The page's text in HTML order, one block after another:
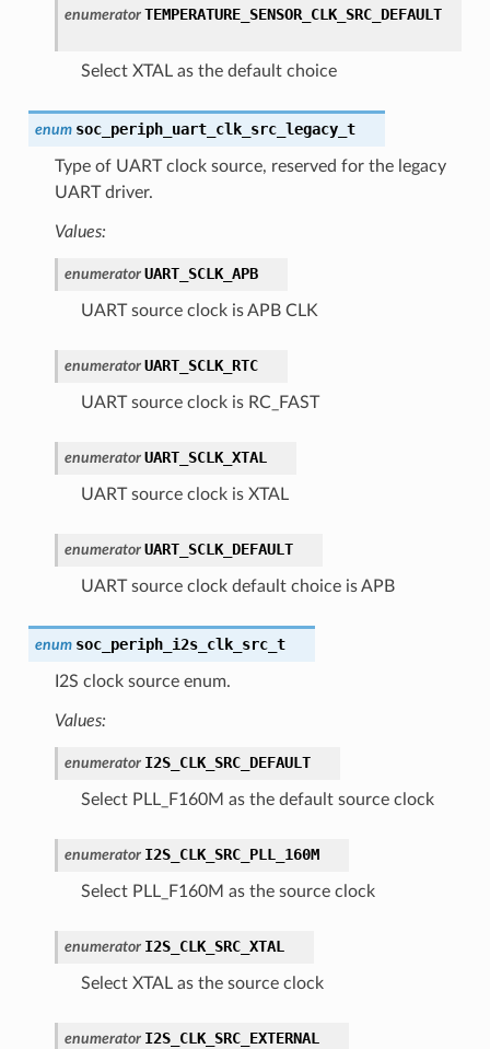
enumerator TEMPERATURE_SENSOR_CLK_SRC_DEFAULT
Select XTAL as the default choice
enum soc_periph_uart_clk_src_legacy_t
Type of UART clock source, reserved for the legacy
UART driver.
Values:
enumerator UART_SCLK_APB
UART source clock is APB CLK
enumerator UART_SCLK_RTC
UART source clock is RC_FAST
enumerator UART_SCLK_XTAL
UART source clock is XTAL
enumerator UART_SCLK_DEFAULT
UART source clock default choice is APB
enum soc_periph_i2s_clk_src_t
I2S clock source enum.
Values:
enumerator I2S_CLK_SRC_DEFAULT
Select PLL_F160M as the default source clock
enumerator I2S_CLK_SRC_PLL_160M
Select PLL_F160M as the source clock
enumerator I2S_CLK_SRC_XTAL
Select XTAL as the source clock
enumerator I2S_CLK_SRC_EXTERNAL